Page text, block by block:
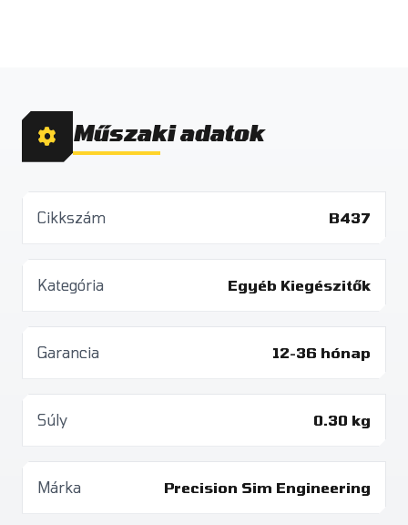
Műszaki adatok
Cikkszám B437
Kategória Egyéb Kiegészitők
Garancia 12-36 hónap
Súly 0.30 kg
Márka Precision Sim Engineering